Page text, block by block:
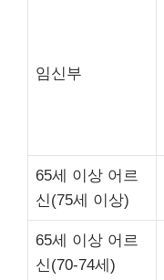
임신부
65세 이상 어르
신(75세 이상)
65세 이상 어르
신(70-74세)